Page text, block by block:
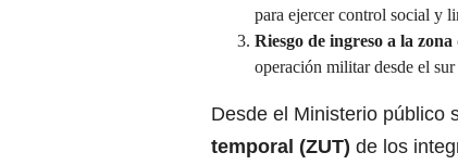
para ejercer control social y
Riesgo de ingreso a la
operación militar desde el
Desde el Ministerio público
temporal (ZUT) de los